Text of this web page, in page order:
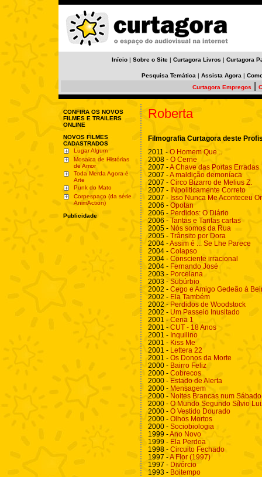
Início | Sobre o Site | Curtagora Livros | Curtagora
Pesquisa Temática | Assista Agora |
Curtagora Empregos
CONFIRA OS NOVOS
FILMES E TRAILERS
ONLINE
NOVOS FILMES
CADASTRADOS
Lugar Algum
Mosaica de Histórias
de Amor
Toda Merda Agora é
Arte
Punk do Mato
Corpespaço (da série
AnimAction)
Publicidade
Roberta
Filmografia Curtagora deste
2011 - O Homem Que...
2008 - O Cerne
2007 -A Chave das Portas Erradas
2007 -A maldição demoníaca
2007 - Circo Bizarro de Melius Z.
2007 - INpoliticamente Correto
2007 - Isso Nunca Me Aconteceu
2006 - Opotan
2006 - Perdidos: O Diário
2006 - Tantas e Tantas cartas
2005 - Nós somos da Rua
2005 - Trânsito por Dora
2004 -Assim é ... Se Lhe Parece
2004 - Colapso
2004 - Consciente irracional
2004 - Fernando José
2003 - Porcelana
2003 - Subúrbio
2002 - Cego e Amigo Gedeão à
2002 - Ela Também
2002 - Perdidos de Woodstock
2002 - Um Passeio Inusitado
2001 - Cena 1
2001 - CUT - 18 Anos
2001 - Inquilino
2001 - Kiss Me
2001 - Lettera 22
2001 - Os Donos da Morte
2000 - Bairro Feliz
2000 - Cobrecos
2000 - Estado de Alerta
2000 - Mensagem
2000 - Noites Brancas num
2000 - O Mundo Segundo Sílvio
2000 - O Vestido Dourado
2000 - Olhos Mortos
2000 - Sociobiologia
1999 -Ano Novo
1999 - Ela Perdoa
1998 - Circuito Fechado
1997 -A Flor (1997)
1997 - Divórcio
1993 - Boitempo